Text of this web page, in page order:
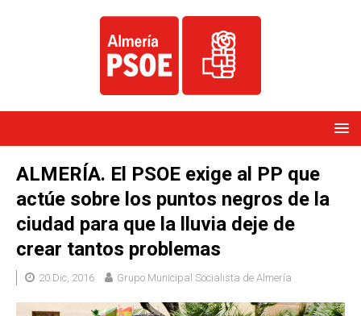
ALMERÍA. El PSOE exige al PP que
actúe sobre los puntos negros de la
ciudad para que la lluvia deje de
crear tantos problemas
20 Dic, 2016 Grupo Municipal Socialista de Almería